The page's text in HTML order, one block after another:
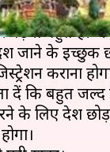
के लिए विदेश
बहुत ही
जाने के इच्छुक
कराना
दें कि बहुत जल्द
के लिए देश